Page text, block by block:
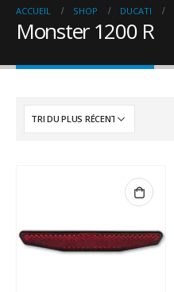
ACCUEIL SHOP DUCATI
Monster 1200 R